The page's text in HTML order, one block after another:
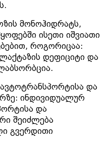
მონოჰიდრატს,
ისეთი იშვიათი
როგორიცაა:
დეფიციტი და
და
ინდივიდუალურ
და
შეიძლება
გვერდითი